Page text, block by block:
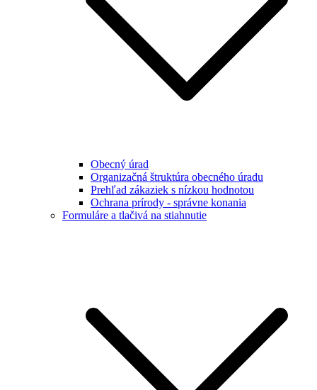
Obecný úrad
Organizačná štruktúra obecného úradu
Prehľad zákaziek s nízkou hodnotou
Ochrana prírody - správne konania
Formuláre a tlačivá na stiahnutie